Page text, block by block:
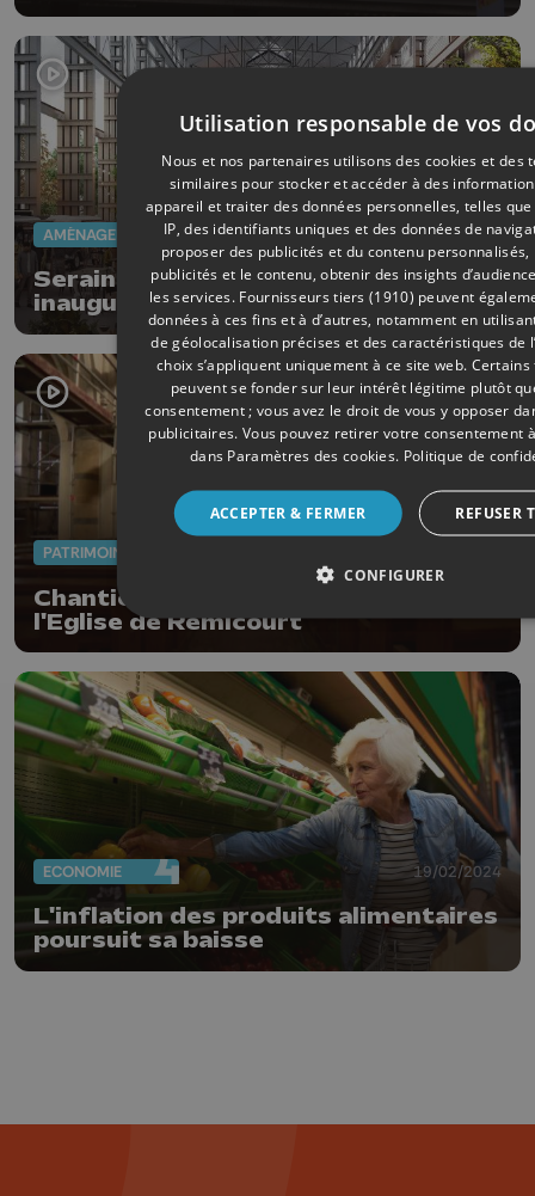
15/03/2024
Seraing: la Halle Gastronomia
inaugurée le 4 avril
PATRIMOINE
Chantier de décontamination à
l'Eglise de Remicourt
ECONOMIE 19/02/2024
L'inflation des produits alimentaires
poursuit sa baisse
Utilisation responsable de vos
Nous et nos partenaires utilisons des cookies et des
similaires pour stocker et accéder à des
appareil et traiter des données personnelles, telles
IP, des identifiants uniques et des données de
proposer des publicités et du contenu
publicités et le contenu, obtenir des insights
les services. Fournisseurs tiers (1910) peuvent
données à ces fins et à d’autres, notamment en
de géolocalisation précises et des caractéristiques de
choix s’appliquent uniquement à ce site web.
peuvent se fonder sur leur intérêt légitime plutôt
consentement ; vous avez le droit de vous y opposer
publicitaires. Vous pouvez retirer votre consentement
dans Paramètres des cookies. Politique de
ACCEPTER & FERMER REFUSER
CONFIGURER